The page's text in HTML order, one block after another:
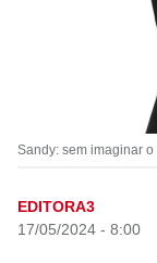
Sandy: sem imaginar
EDITORA3
17/05/2024 - 8:00